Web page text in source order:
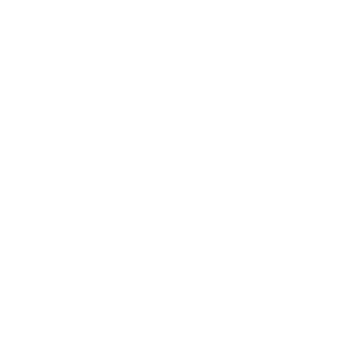
I love
I’ve only
€150 in